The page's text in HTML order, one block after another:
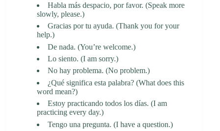
Habla más despacio, por favor. (Speak more
slowly, please.)
Gracias por tu ayuda. (Thank you for your
help.)
De nada. (You’re welcome.)
Lo siento. (I am sorry.)
No hay problema. (No problem.)
¿Qué significa esta palabra? (What does this
word mean?)
Estoy practicando todos los días. (I am
practicing every day.)
Tengo una pregunta. (I have a question.)